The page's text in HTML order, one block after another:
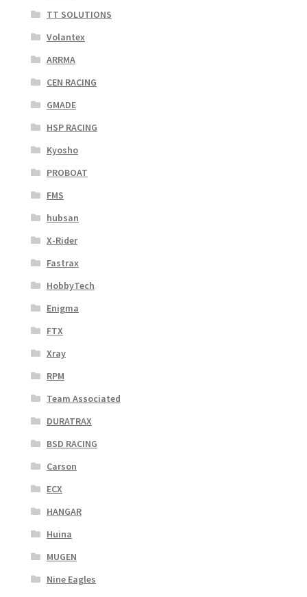
TT SOLUTIONS
Volantex
ARRMA
CEN RACING
GMADE
HSP RACING
Kyosho
PROBOAT
FMS
hubsan
X-Rider
Fastrax
HobbyTech
Enigma
FTX
Xray
RPM
Team Associated
DURATRAX
BSD RACING
Carson
ECX
HANGAR
Huina
MUGEN
Nine Eagles